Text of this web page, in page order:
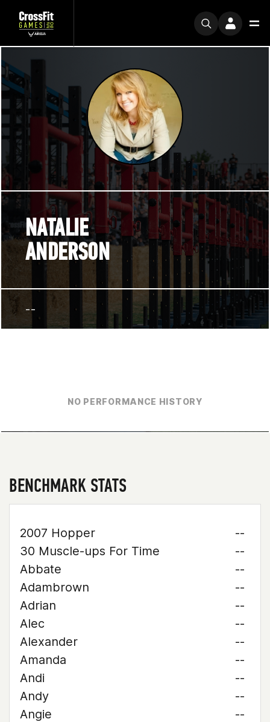
NATALIE
ANDERSON
--
NO PERFORMANCE HISTORY
BENCHMARK STATS
2007 Hopper
--
30 Muscle-ups For Time
--
Abbate
--
Adambrown
--
Adrian
--
Alec
--
Alexander
--
Amanda
--
Andi
--
Andy
--
Angie
--